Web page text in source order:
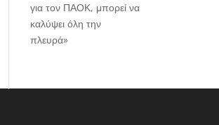
για τον ΠΑΟΚ, μπορεί να
καλύψει όλη την
πλευρά»